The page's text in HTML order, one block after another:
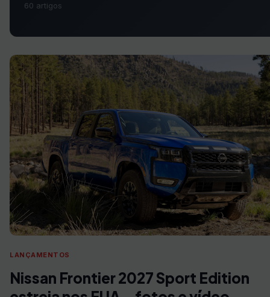
60 artigos
LANÇAMENTOS
Nissan Frontier 2027 Sport Edition